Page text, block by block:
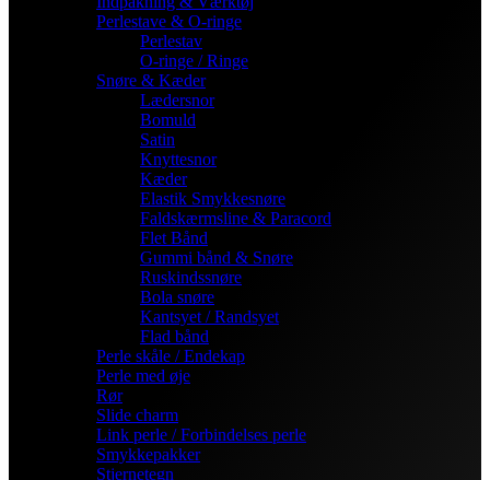
Perlestave & O-ringe
Perlestav
O-ringe / Ringe
Snøre & Kæder
Lædersnor
Bomuld
Satin
Knyttesnor
Kæder
Elastik Smykkesnøre
Faldskærmsline & Paracord
Flet Bånd
Gummi bånd & Snøre
Ruskindssnøre
Bola snøre
Kantsyet / Randsyet
Flad bånd
Perle skåle / Endekap
Perle med øje
Rør
Slide charm
Link perle / Forbindelses perle
Smykkepakker
Stjernetegn